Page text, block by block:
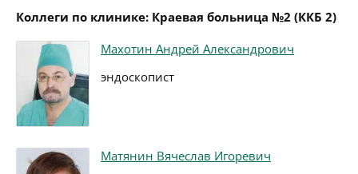
Коллеги по клинике: Краевая больница №2 (ККБ 2)
Махотин Андрей Александрович
эндоскопист
Матянин Вячеслав Игоревич